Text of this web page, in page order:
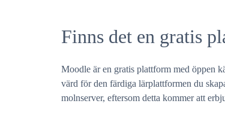
Finns det en gratis
Moodle är en gratis plattform med öppen
värd för den färdiga lärplattformen du
molnserver, eftersom detta kommer att